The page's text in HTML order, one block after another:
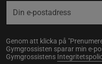
Genom att klicka på
Gymgrossisten sparar min e-
Gymgrossistens